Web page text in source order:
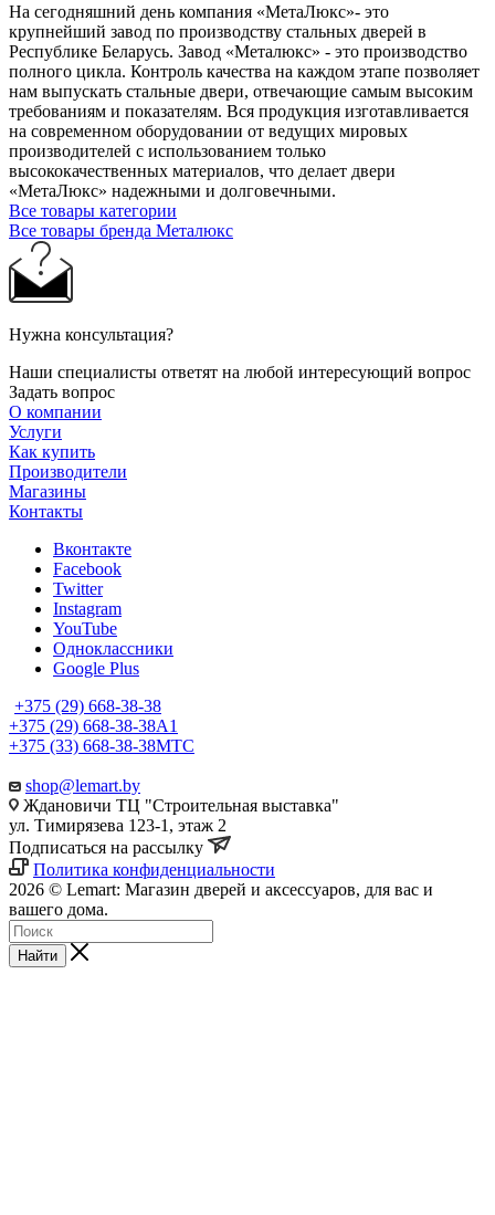
На сегодняшний день компания «МетаЛюкс»- это
крупнейший завод по производству стальных дверей в
Республике Беларусь. Завод «Металюкс» - это производство
полного цикла. Контроль качества на каждом этапе позволяет
нам выпускать стальные двери, отвечающие самым высоким
требованиям и показателям. Вся продукция изготавливается
на современном оборудовании от ведущих мировых
производителей с использованием только
высококачественных материалов, что делает двери
«МетаЛюкс» надежными и долговечными.
Все товары категории
Все товары бренда Металюкс
Нужна консультация?
Наши специалисты ответят на любой интересующий вопрос
Задать вопрос
О компании
Услуги
Как купить
Производители
Магазины
Контакты
Вконтакте
Facebook
Twitter
Instagram
YouTube
Одноклассники
Google Plus
+375 (29) 668-38-38
+375 (29) 668-38-38A1
+375 (33) 668-38-38МТС
shop@lemart.by
Ждановичи ТЦ "Строительная выставка"
ул. Тимирязева 123-1, этаж 2
Подписаться на рассылку
Политика конфиденциальности
2026 © Lemart: Магазин дверей и аксессуаров, для вас и
вашего дома.
Найти